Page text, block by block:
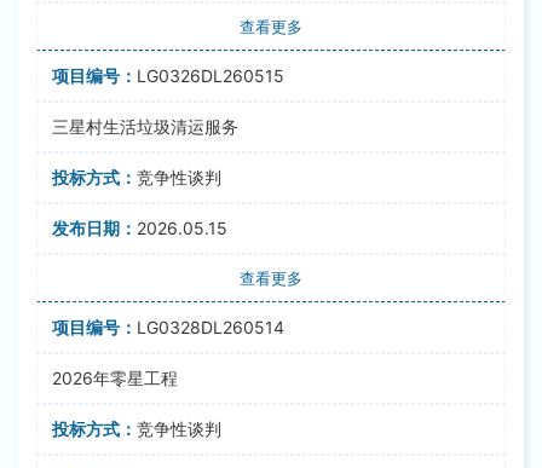
查看更多
LG0326DL260515
三星村生活垃圾清运服务
竞争性谈判
2026.05.15
查看更多
LG0328DL260514
2026年零星工程
竞争性谈判